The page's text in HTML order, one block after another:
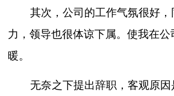
其次，公司的工作气氛很好
力，领导也很体谅下属。使我在公
暖。
无奈之下提出辞职，客观原